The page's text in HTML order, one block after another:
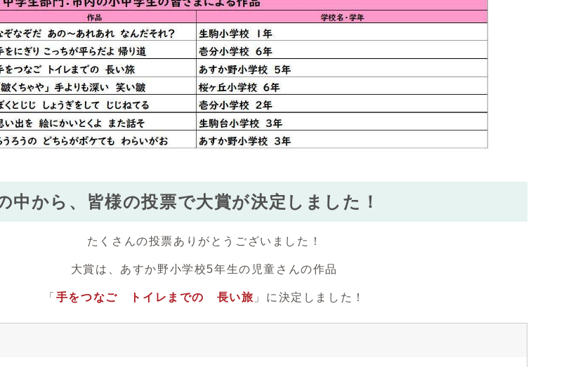
中から、皆様の投票で大賞が決定しました！
たくさんの投票ありがとうございました！
大賞は、あすか野小学校5年生の児童さんの作品
「 手をつなご トイレまでの 長い旅 」に決定しました！